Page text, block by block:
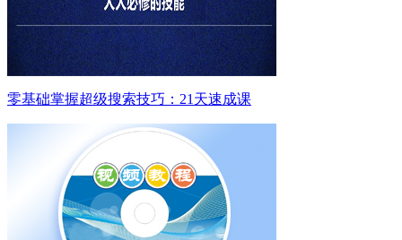
零基础掌握超级搜索技巧：21天速成课